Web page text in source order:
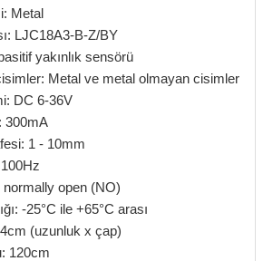
Metal
LJC18A3-B-Z/BY
yakınlık sensörü
Metal ve metal olmayan cisimler
DC 6-36V
300mA
1 - 10mm
normally open (NO)
-25°C ile +65°C arası
(uzunluk x çap)
120cm